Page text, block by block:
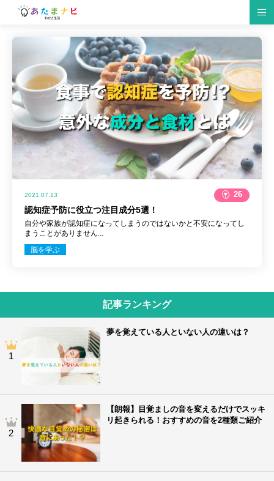
脳の仕組み 研究情報 脳トレ紹介
生活習慣 趣味
食材・レシピ
仕事・勉強
脳トレゲーム クイズ イベント
2021.07.13 26
認知症予防に役立つ注目成分5選！
自分や家族が認知症になってしまうのではないかと不安になってし
まうことがありません...
脳を学ぶ
記事ランキング
1
夢を覚えている人といない人の違いは？
2
【朗報】目覚ましの音を変えるだけでスッキ
リ起きられる！おすすめの音を2種類ご紹介